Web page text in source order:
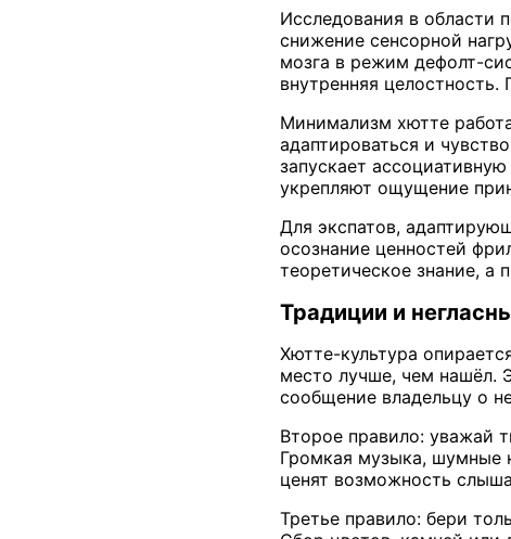
Исследования в области
снижение сенсорной
мозга в режим дефолт-
внутренняя
Минимализм хютте
адаптироваться и
запускает
укрепляют ощущение
Для экспатов,
осознание ценностей
теоретическое знание,
Традиции и
Хютте-культура
место лучше, чем нашёл.
сообщение владельцу о
Второе правило: уважай
Громкая музыка, шумные
ценят возможность
Третье правило: бери